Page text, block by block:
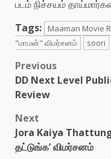
படம் நிச்சயம்
Tags:
Maaman Movie
"மாமன்" விமர்சனம்
soori
Post
navigation
Previous
DD Next Level
Review
Next
Jora Kaiya
தட்டுங்க’ விமர்சனம்